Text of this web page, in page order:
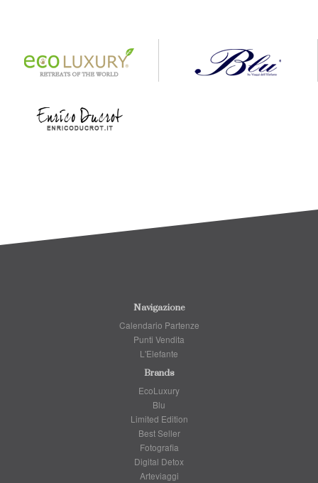
Navigazione
Calendario Partenze
Punti Vendita
L'Elefante
Brands
EcoLuxury
Blu
Limited Edition
Best Seller
Fotografia
Digital Detox
Arteviaggi